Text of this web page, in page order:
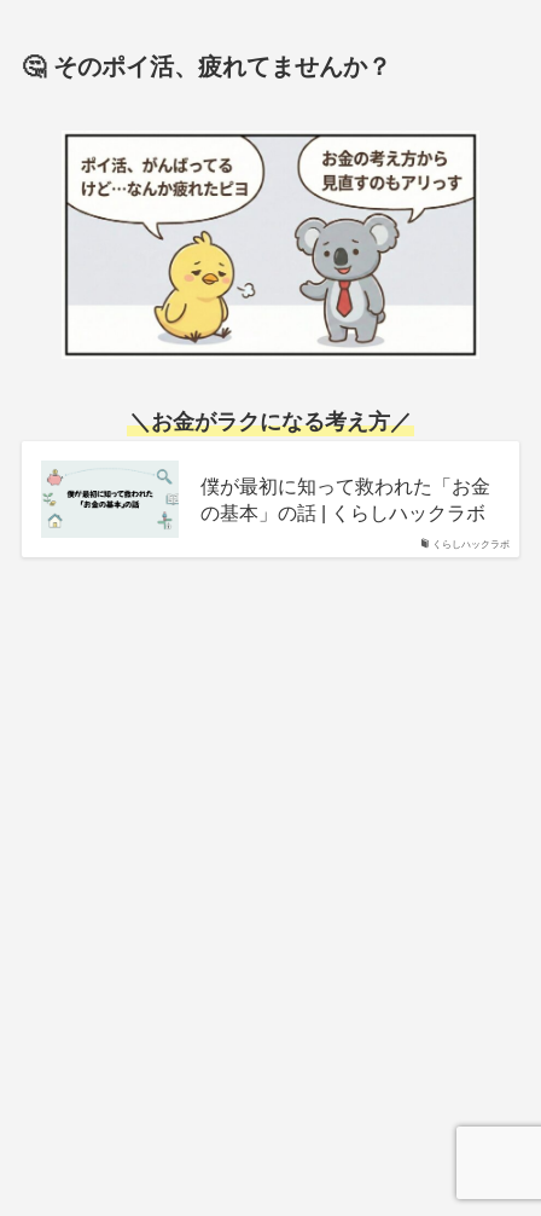
🤔 そのポイ活、疲れてませんか？
＼お金がラクになる考え方／
くらしハックラボ
僕が最初に知って救われた「お金
の基本」の話 | くらしハックラボ